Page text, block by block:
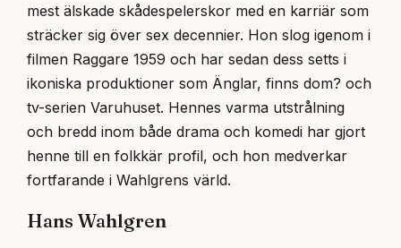
mest älskade skådespelerskor med en karriär som
sträcker sig över sex decennier. Hon slog igenom i
filmen Raggare 1959 och har sedan dess setts i
ikoniska produktioner som Änglar, finns dom? och
tv-serien Varuhuset. Hennes varma utstrålning
och bredd inom både drama och komedi har gjort
henne till en folkkär profil, och hon medverkar
fortfarande i Wahlgrens värld.
Hans Wahlgren